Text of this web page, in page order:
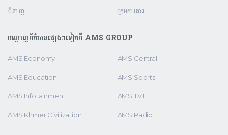
ជំនាញ ក្រុមការងារ
បណ្តាញព័ត៌មានផ្សេងៗទៀតពី AMS GROUP
AMS Economy
AMS Education
AMS Infotainment
AMS Khmer Civilization
AMS Central
AMS Sports
AMS TV11
AMS Radio